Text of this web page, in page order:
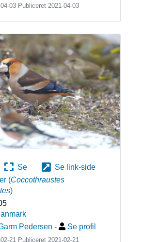
03 Publiceret 2021-04-03
Se
Se link-side
(Coccothraustes
)
Pedersen - Se profil
21 Publiceret 2021-02-21